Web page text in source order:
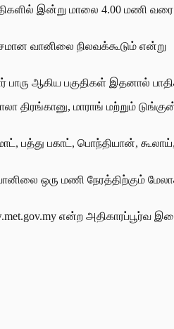
இன்று மாலை 4.00 மணி வரை
வானிலை நிலவக்கூடும் என்று
ஆகிய பகுதிகள் இதனால்
திரங்கானு, மாராங் மற்றும்
பத்து பகாட், பொந்தியான்,
ஒரு மணி நேரத்திற்கும்
என்ற அதிகாரப்பூர்வ